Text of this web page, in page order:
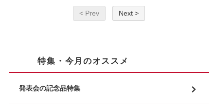
< Prev Next >
特集・今月のオススメ
発表会の記念品特集